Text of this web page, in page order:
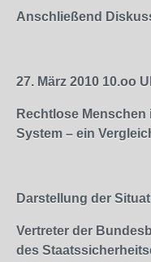
Anschließend
27. März 2010 10.oo
Rechtlose
System – ein
Darstellung der
Vertreter der
des